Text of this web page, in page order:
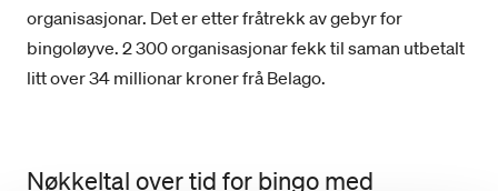
organisasjonar. Det er etter fråtrekk av gebyr for
bingoløyve. 2 300 organisasjonar fekk til saman utbetalt
litt over 34 millionar kroner frå Belago.
Nøkkeltal over tid for bingo med